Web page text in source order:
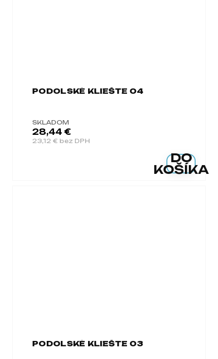
PODOLSKÉ KLIEŠTE 04
SKLADOM
23,12 € bez DPH
28,44 €
DO
KOŠÍKA
PODOLSKÉ KLIEŠTE 03